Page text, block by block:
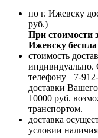
по г. Ижевску
руб.)
При стоимости
Ижевску
стоимость
телефону +7-
доставки
10000 руб.
транспортом.
доставка
условии наличия